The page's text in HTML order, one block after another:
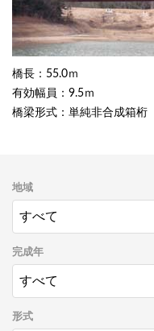
橋長：55.0ｍ
有効幅員：9.5ｍ
橋梁形式：単純非合成箱桁
地域
完成年
形式